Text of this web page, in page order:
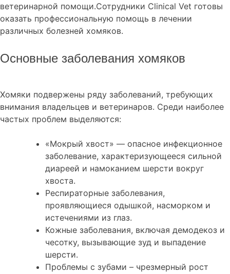
ветеринарной помощи.Сотрудники Clinical Vet готовы
оказать профессиональную помощь в лечении
различных болезней хомяков.
Основные заболевания хомяков
Хомяки подвержены ряду заболеваний, требующих
внимания владельцев и ветеринаров. Среди наиболее
частых проблем выделяются:
«Мокрый хвост» — опасное инфекционное
заболевание, характеризующееся сильной
диареей и намоканием шерсти вокруг
хвоста.
Респираторные заболевания,
проявляющиеся одышкой, насморком и
истечениями из глаз.
Кожные заболевания, включая демодекоз и
чесотку, вызывающие зуд и выпадение
шерсти.
Проблемы с зубами – чрезмерный рост